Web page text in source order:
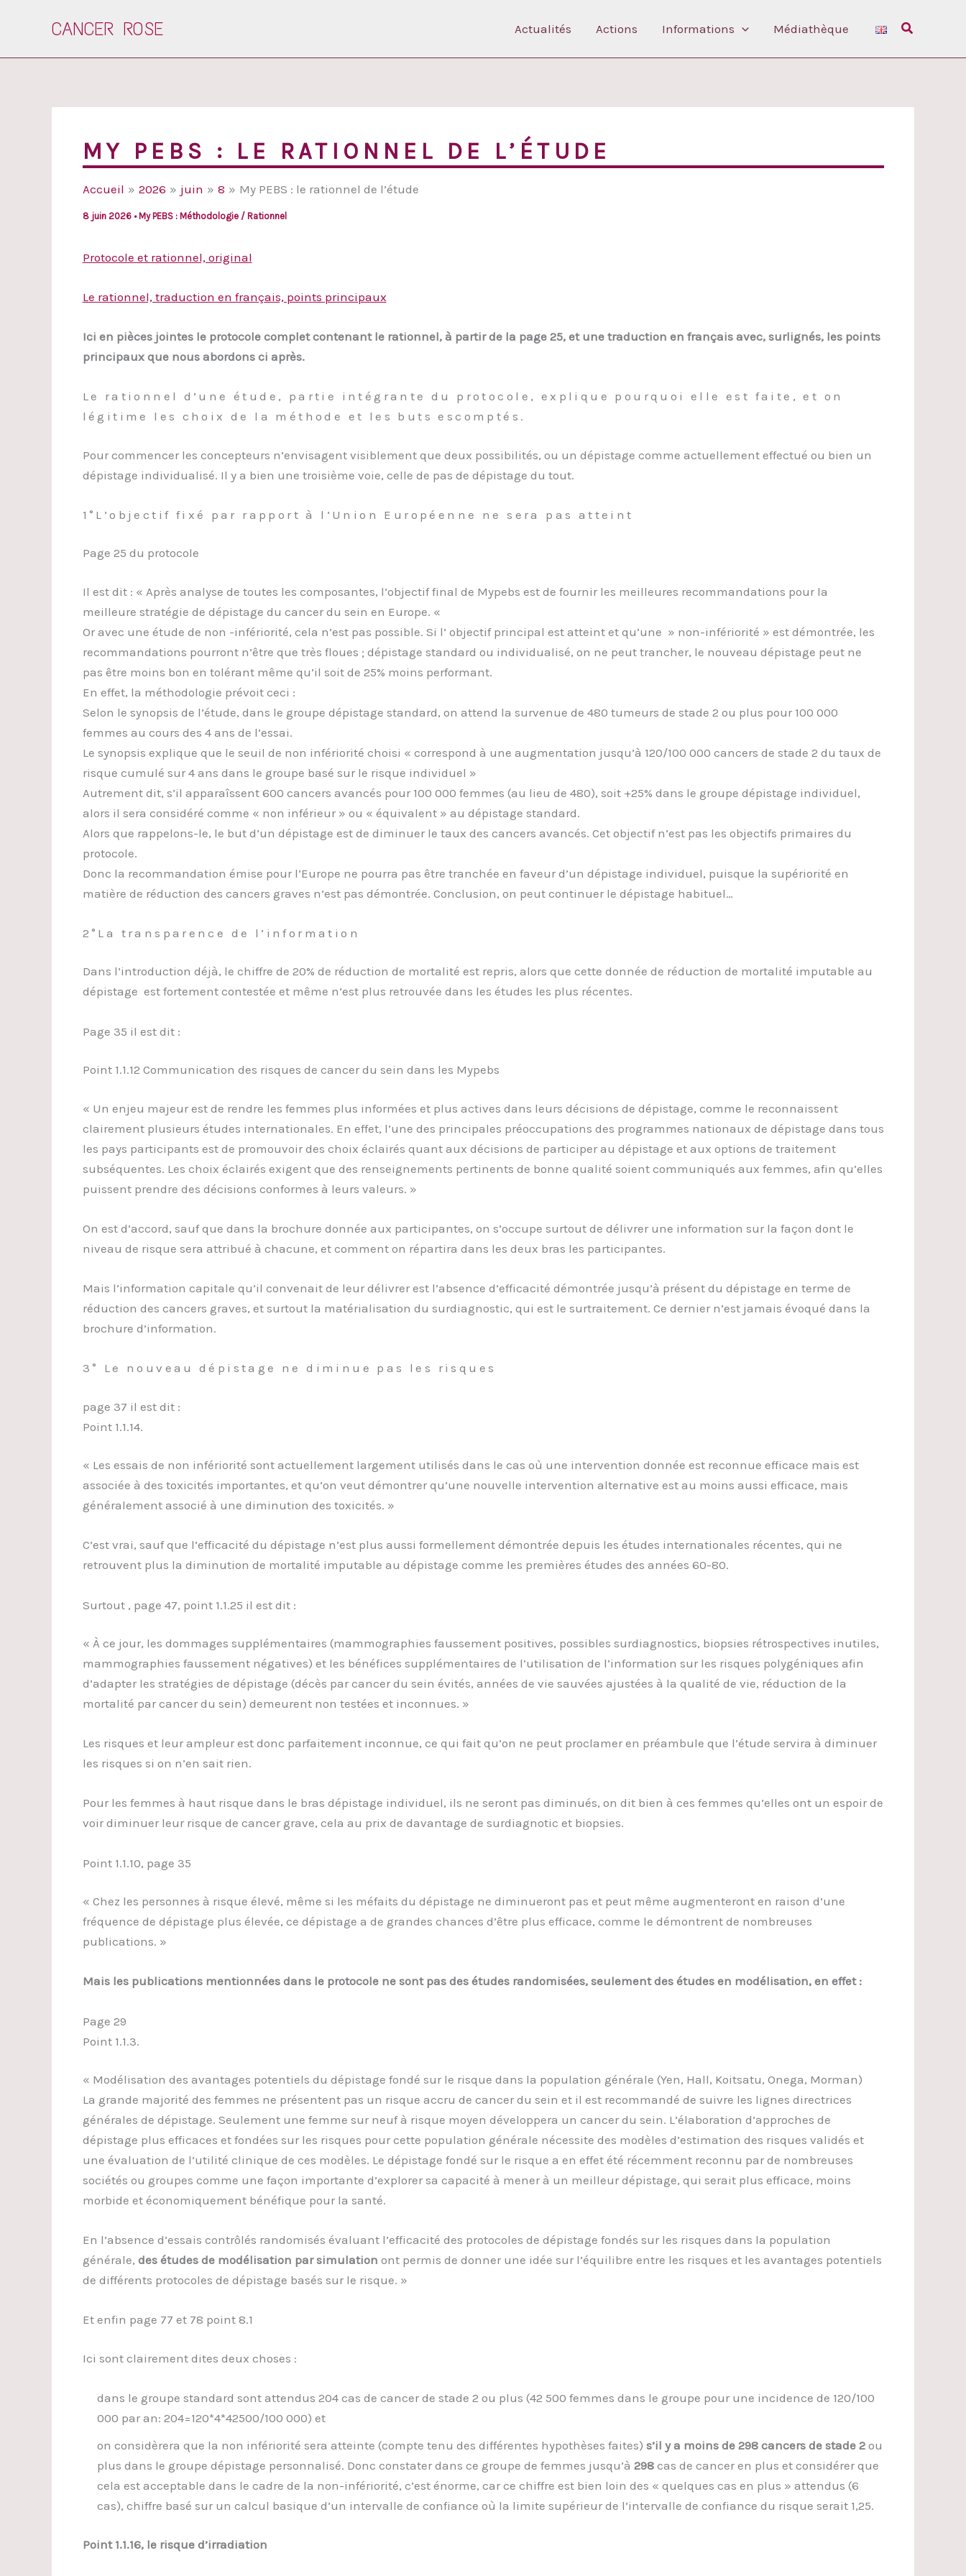
CANCER ROSE Actualités Actions Informations Médiathèque Rechercher
MY PEBS : LE RATIONNEL DE L’ÉTUDE
Accueil 2026 juin 8 My PEBS : le rationnel de l’étude
8 juin 2026 •My PEBS : Méthodologie / Rationnel
Protocole et rationnel, original
Le rationnel, traduction en français, points principaux
Ici en pièces jointes le protocole complet contenant le rationnel, à partir de la page 25, et une traduction en français avec, surlignés, les points
principaux que nous abordons ci après.
Le rationnel d’une étude, partie intégrante du protocole, explique pourquoi elle est faite, et on
légitime les choix de la méthode et les buts escomptés.
Pour commencer les concepteurs n’envisagent visiblement que deux possibilités, ou un dépistage comme actuellement effectué ou bien un
dépistage individualisé. Il y a bien une troisième voie, celle de pas de dépistage du tout.
1°L’objectif fixé par rapport à l’Union Européenne ne sera pas atteint
Page 25 du protocole
Il est dit : « Après analyse de toutes les composantes, l’objectif final de Mypebs est de fournir les meilleures recommandations pour la
meilleure stratégie de dépistage du cancer du sein en Europe. «
Or avec une étude de non -infériorité, cela n’est pas possible. Si l’ objectif principal est atteint et qu’une » non-infériorité » est démontrée, les
recommandations pourront n’être que très floues ; dépistage standard ou individualisé, on ne peut trancher, le nouveau dépistage peut ne
pas être moins bon en tolérant même qu’il soit de 25% moins performant.
En effet, la méthodologie prévoit ceci :
Selon le synopsis de l’étude, dans le groupe dépistage standard, on attend la survenue de 480 tumeurs de stade 2 ou plus pour 100 000
femmes au cours des 4 ans de l’essai.
Le synopsis explique que le seuil de non infériorité choisi « correspond à une augmentation jusqu’à 120/100 000 cancers de stade 2 du taux de
risque cumulé sur 4 ans dans le groupe basé sur le risque individuel »
Autrement dit, s’il apparaîssent 600 cancers avancés pour 100 000 femmes (au lieu de 480), soit +25% dans le groupe dépistage individuel,
alors il sera considéré comme « non inférieur » ou « équivalent » au dépistage standard.
Alors que rappelons-le, le but d’un dépistage est de diminuer le taux des cancers avancés. Cet objectif n’est pas les objectifs primaires du
protocole.
Donc la recommandation émise pour l’Europe ne pourra pas être tranchée en faveur d’un dépistage individuel, puisque la supériorité en
matière de réduction des cancers graves n’est pas démontrée. Conclusion, on peut continuer le dépistage habituel…
2°La transparence de l’information
Dans l’introduction déjà, le chiffre de 20% de réduction de mortalité est repris, alors que cette donnée de réduction de mortalité imputable au
dépistage est fortement contestée et même n’est plus retrouvée dans les études les plus récentes.
Page 35 il est dit :
Point 1.1.12 Communication des risques de cancer du sein dans les Mypebs
« Un enjeu majeur est de rendre les femmes plus informées et plus actives dans leurs décisions de dépistage, comme le reconnaissent
clairement plusieurs études internationales. En effet, l’une des principales préoccupations des programmes nationaux de dépistage dans tous
les pays participants est de promouvoir des choix éclairés quant aux décisions de participer au dépistage et aux options de traitement
subséquentes. Les choix éclairés exigent que des renseignements pertinents de bonne qualité soient communiqués aux femmes, afin qu’elles
puissent prendre des décisions conformes à leurs valeurs. »
On est d’accord, sauf que dans la brochure donnée aux participantes, on s’occupe surtout de délivrer une information sur la façon dont le
niveau de risque sera attribué à chacune, et comment on répartira dans les deux bras les participantes.
Mais l’information capitale qu’il convenait de leur délivrer est l’absence d’efficacité démontrée jusqu’à présent du dépistage en terme de
réduction des cancers graves, et surtout la matérialisation du surdiagnostic, qui est le surtraitement. Ce dernier n’est jamais évoqué dans la
brochure d’information.
3° Le nouveau dépistage ne diminue pas les risques
page 37 il est dit :
Point 1.1.14.
« Les essais de non infériorité sont actuellement largement utilisés dans le cas où une intervention donnée est reconnue efficace mais est
associée à des toxicités importantes, et qu’on veut démontrer qu’une nouvelle intervention alternative est au moins aussi efficace, mais
généralement associé à une diminution des toxicités. »
C’est vrai, sauf que l’efficacité du dépistage n’est plus aussi formellement démontrée depuis les études internationales récentes, qui ne
retrouvent plus la diminution de mortalité imputable au dépistage comme les premières études des années 60-80.
Surtout , page 47, point 1.1.25 il est dit :
« À ce jour, les dommages supplémentaires (mammographies faussement positives, possibles surdiagnostics, biopsies rétrospectives inutiles,
mammographies faussement négatives) et les bénéfices supplémentaires de l’utilisation de l’information sur les risques polygéniques afin
d’adapter les stratégies de dépistage (décès par cancer du sein évités, années de vie sauvées ajustées à la qualité de vie, réduction de la
mortalité par cancer du sein) demeurent non testées et inconnues. »
Les risques et leur ampleur est donc parfaitement inconnue, ce qui fait qu’on ne peut proclamer en préambule que l’étude servira à diminuer
les risques si on n’en sait rien.
Pour les femmes à haut risque dans le bras dépistage individuel, ils ne seront pas diminués, on dit bien à ces femmes qu’elles ont un espoir de
voir diminuer leur risque de cancer grave, cela au prix de davantage de surdiagnotic et biopsies.
Point 1.1.10, page 35
« Chez les personnes à risque élevé, même si les méfaits du dépistage ne diminueront pas et peut même augmenteront en raison d’une
fréquence de dépistage plus élevée, ce dépistage a de grandes chances d’être plus efficace, comme le démontrent de nombreuses
publications. »
Mais les publications mentionnées dans le protocole ne sont pas des études randomisées, seulement des études en modélisation, en effet :
Page 29
Point 1.1.3.
« Modélisation des avantages potentiels du dépistage fondé sur le risque dans la population générale (Yen, Hall, Koitsatu, Onega, Morman)
La grande majorité des femmes ne présentent pas un risque accru de cancer du sein et il est recommandé de suivre les lignes directrices
générales de dépistage. Seulement une femme sur neuf à risque moyen développera un cancer du sein. L’élaboration d’approches de
dépistage plus efficaces et fondées sur les risques pour cette population générale nécessite des modèles d’estimation des risques validés et
une évaluation de l’utilité clinique de ces modèles. Le dépistage fondé sur le risque a en effet été récemment reconnu par de nombreuses
sociétés ou groupes comme une façon importante d’explorer sa capacité à mener à un meilleur dépistage, qui serait plus efficace, moins
morbide et économiquement bénéfique pour la santé.
En l’absence d’essais contrôlés randomisés évaluant l’efficacité des protocoles de dépistage fondés sur les risques dans la population
générale, des études de modélisation par simulation ont permis de donner une idée sur l’équilibre entre les risques et les avantages potentiels
de différents protocoles de dépistage basés sur le risque. »
Et enfin page 77 et 78 point 8.1
Ici sont clairement dites deux choses :
dans le groupe standard sont attendus 204 cas de cancer de stade 2 ou plus (42 500 femmes dans le groupe pour une incidence de 120/100
000 par an: 204=120*4*42500/100 000) et
on considèrera que la non infériorité sera atteinte (compte tenu des différentes hypothèses faites) s’il y a moins de 298 cancers de stade 2ou
plus dans le groupe dépistage personnalisé. Donc constater dans ce groupe de femmes jusqu’à 298cas de cancer en plus et considérer que
cela est acceptable dans le cadre de la non-infériorité, c’est énorme, car ce chiffre est bien loin des « quelques cas en plus » attendus (6
cas), chiffre basé sur un calcul basique d’un intervalle de confiance où la limite supérieur de l’intervalle de confiance du risque serait 1,25.
Point 1.1.16, le risque d’irradiation